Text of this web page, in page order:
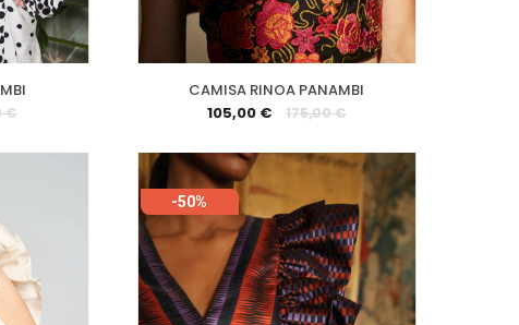
€
CAMISA RINOA PANAMBI
105,00 €
175,00 €
-50%